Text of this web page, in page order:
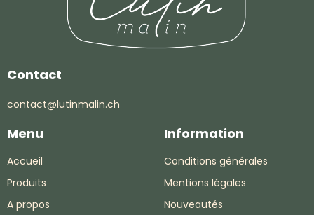
Contact
contact@lutinmalin.ch
Menu
Accueil
Produits
A propos
Information
Conditions générales
Mentions légales
Nouveautés